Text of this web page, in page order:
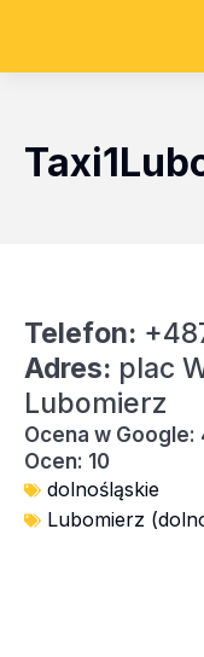
Telefon:
Adres: plac
Lubomierz
Ocena w Google:
Ocen: 10
dolnośląskie
Lubomierz